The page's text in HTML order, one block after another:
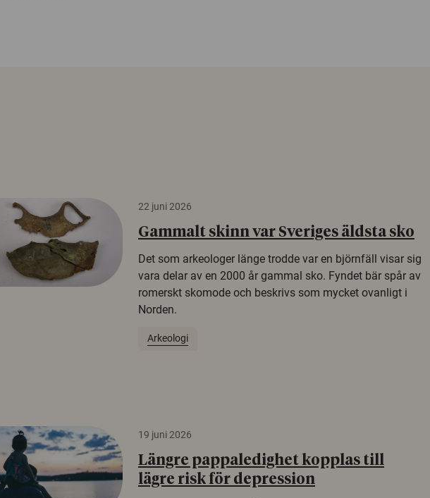
22 juni 2026
Gammalt skinn var Sveriges äldsta sko
Det som arkeologer länge trodde var en björnfäll visar sig
vara delar av en 2000 år gammal sko. Fyndet bär spår av
romerskt skomode och beskrivs som mycket ovanligt i
Norden.
Arkeologi
19 juni 2026
Längre pappaledighet kopplas till
lägre risk för depression